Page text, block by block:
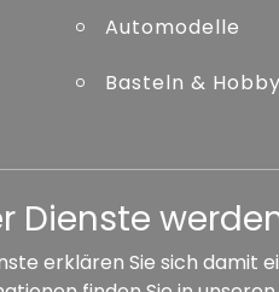
Automodelle
Basteln & Hobby
Dienste
erklären Sie sich damit